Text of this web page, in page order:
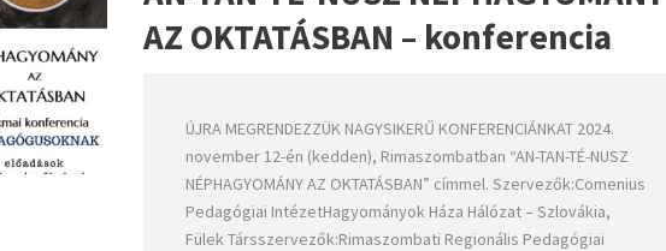
AZ OKTATÁSBAN – konferencia
ÚJRA MEGRENDEZZÜK NAGYSIKERŰ KONFERENCIÁNKAT 2024.
november 12-én (kedden), Rimaszombatban “AN-TAN-TÉ-NUSZ
NÉPHAGYOMÁNY AZ OKTATÁSBAN” címmel. Szervezők:Comenius
Pedagógiai IntézetHagyományok Háza Hálózat – Szlovákia,
Fülek Társszervezők:Rimaszombati Regionális Pedagógiai